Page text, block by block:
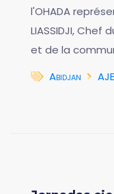
l'OHADA
LIASSIDJI, Chef
et de la
Abidjan